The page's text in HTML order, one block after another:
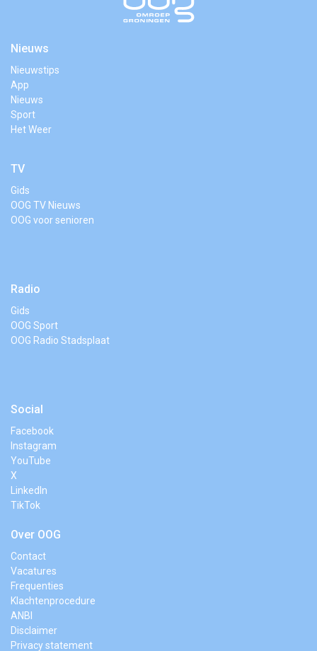
Nieuws
Nieuwstips
App
Nieuws
Sport
Het Weer
TV
Gids
OOG TV Nieuws
OOG voor senioren
Radio
Gids
OOG Sport
OOG Radio Stadsplaat
Social
Facebook
Instagram
YouTube
X
LinkedIn
TikTok
Over OOG
Contact
Vacatures
Frequenties
Klachtenprocedure
ANBI
Disclaimer
Privacy statement